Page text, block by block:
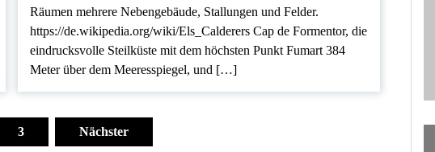
Räumen mehrere Nebengebäude, Stallungen und Felder.
https://de.wikipedia.org/wiki/Els_Calderers Cap de Formentor, die
eindrucksvolle Steilküste mit dem höchsten Punkt Fumart 384
Meter über dem Meeresspiegel, und […]
3 Nächster